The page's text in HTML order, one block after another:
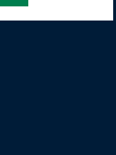
kostenlos dabei.